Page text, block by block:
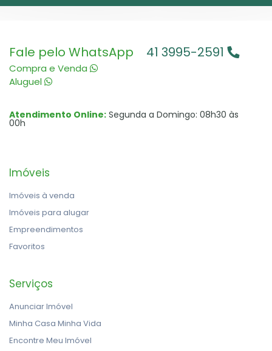
Fale pelo WhatsApp
Compra e Venda
Aluguel
41 3995-2591
Atendimento Online: Segunda a Domingo: 08h30 às
00h
Imóveis
Imóveis à venda
Imóveis para alugar
Empreendimentos
Favoritos
Serviços
Anunciar Imóvel
Minha Casa Minha Vida
Encontre Meu Imóvel